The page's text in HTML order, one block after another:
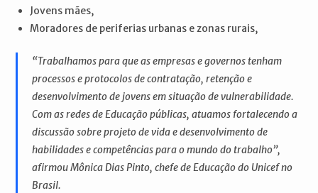
Jovens mães,
Moradores de periferias urbanas e zonas rurais,
“Trabalhamos para que as empresas e governos tenham
processos e protocolos de contratação, retenção e
desenvolvimento de jovens em situação de vulnerabilidade.
Com as redes de Educação públicas, atuamos fortalecendo a
discussão sobre projeto de vida e desenvolvimento de
habilidades e competências para o mundo do trabalho”,
afirmou Mônica Dias Pinto, chefe de Educação do Unicef no
Brasil.